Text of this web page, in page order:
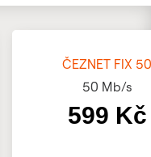
ČEZNET FIX
50 Mb/s
599 Kč